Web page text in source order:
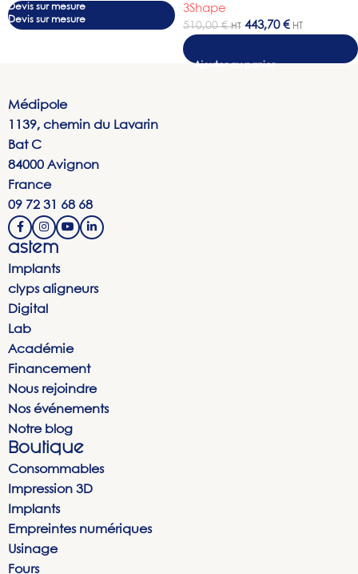
Devis sur mesure 3Shape
510,00€ HT 443,70 € HT
Médipole
1139, chemin du Lavarin
Bat C
84000 Avignon
France
09 72 31 68 68
astem
Implants
clyps aligneurs
Digital
Lab
Académie
Financement
Nous rejoindre
Nos événements
Notre blog
Boutique
Consommables
Impression 3D
Implants
Empreintes numériques
Usinage
Fours